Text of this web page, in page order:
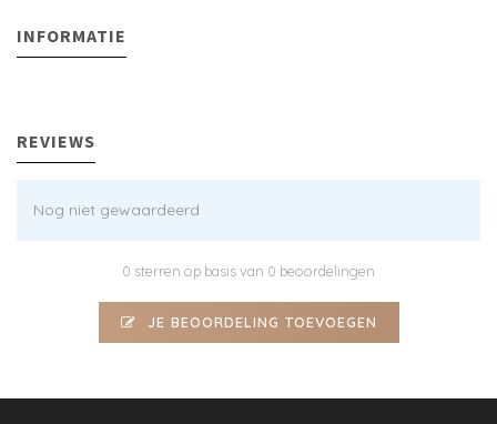
INFORMATIE
REVIEWS
Nog niet gewaardeerd
0 sterren op basis van 0 beoordelingen
JE BEOORDELING TOEVOEGEN